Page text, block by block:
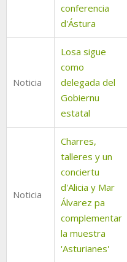
conferencia
d'Ástura
Noticia
Losa sigue
como
delegada del
Gobiernu
estatal
Noticia
Charres,
talleres y un
conciertu
d'Alicia y Mar
Álvarez pa
complementar
la muestra
'Asturianes'